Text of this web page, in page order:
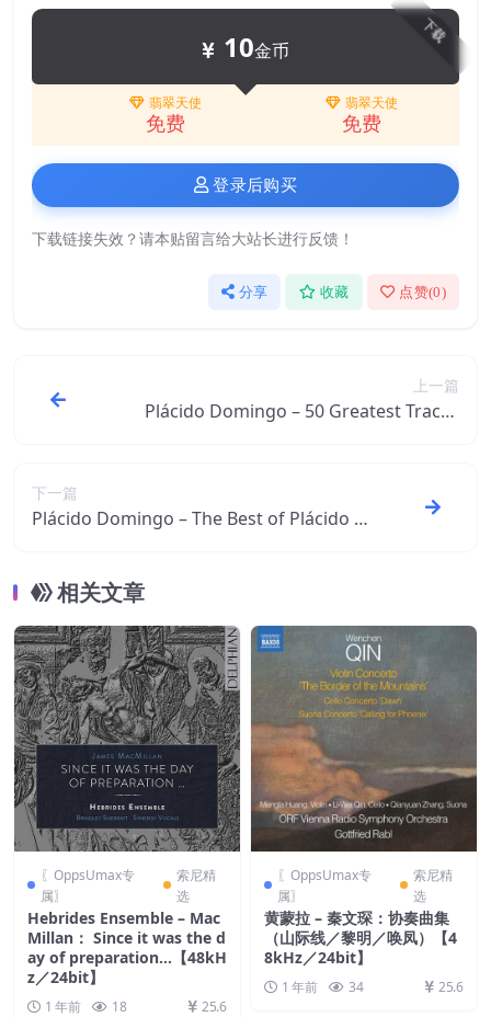
下载
10金币
翡翠天使
免费
翡翠天使
免费
登录后购买
下载链接失效？请本贴留言给大站长进行反馈！
分享 收藏 点赞(0)
上一篇
Plácido Domingo – 50 Greatest Tracks
下一篇
Plácido Domingo – The Best of Plácido D
相关文章
〖OppsUmax专
属〗
索尼精
选
Hebrides Ensemble – Mac
Millan： Since it was the d
ay of preparation…【48kH
z／24bit】
1 年前 18 25.6
〖OppsUmax专
属〗
索尼精
选
黄蒙拉 – 秦文琛：协奏曲集
（山际线／黎明／唤凤）【4
8kHz／24bit】
1 年前 34 25.6